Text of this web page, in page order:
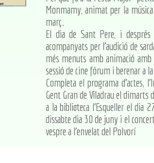
Monmamy, animat per la
març.
El dia de Sant Pere, i
acompanyats per l'audició de
més menuts amb animació
sessió de cine fòrum i berenar a
Completa el programa d'actes,
Gent Gran de Viladrau el dimarts
a la biblioteca l'Esqueller el dia
dissabte dia 30 de juny i el
vespre a l'envelat del Polvorí